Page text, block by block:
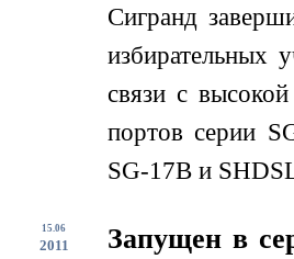
Сигранд
избирательных
связи с
портов серии
SG-17B и
15.06
2011
Запущен в